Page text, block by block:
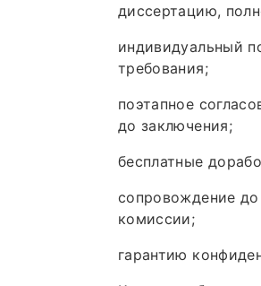
диссертацию,
индивидуальный
требования;
поэтапное
до заключения;
бесплатные
сопровождение
комиссии;
гарантию